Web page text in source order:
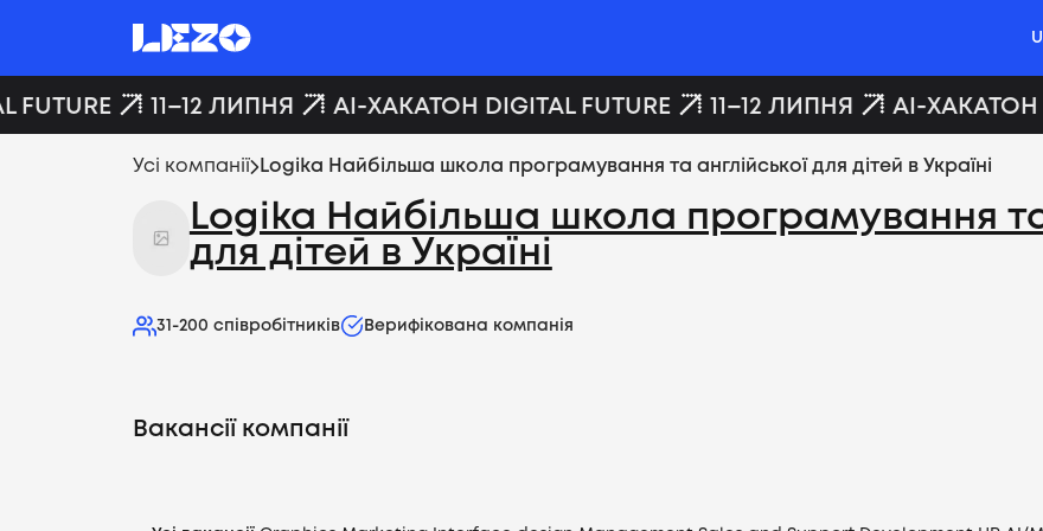
11–12 ЛИПНЯ AI-ХАКАТОН DIGITAL FUTURE 11–12 ЛИПНЯ AI-ХАКАТОН
Усі компанії Logika Найбільша школа програмування та англійської для дітей в Україні
Logika Найбільша школа програмування та
для дітей в Україні
31-200 співробітників Верифікована компанія
Вакансії компанії